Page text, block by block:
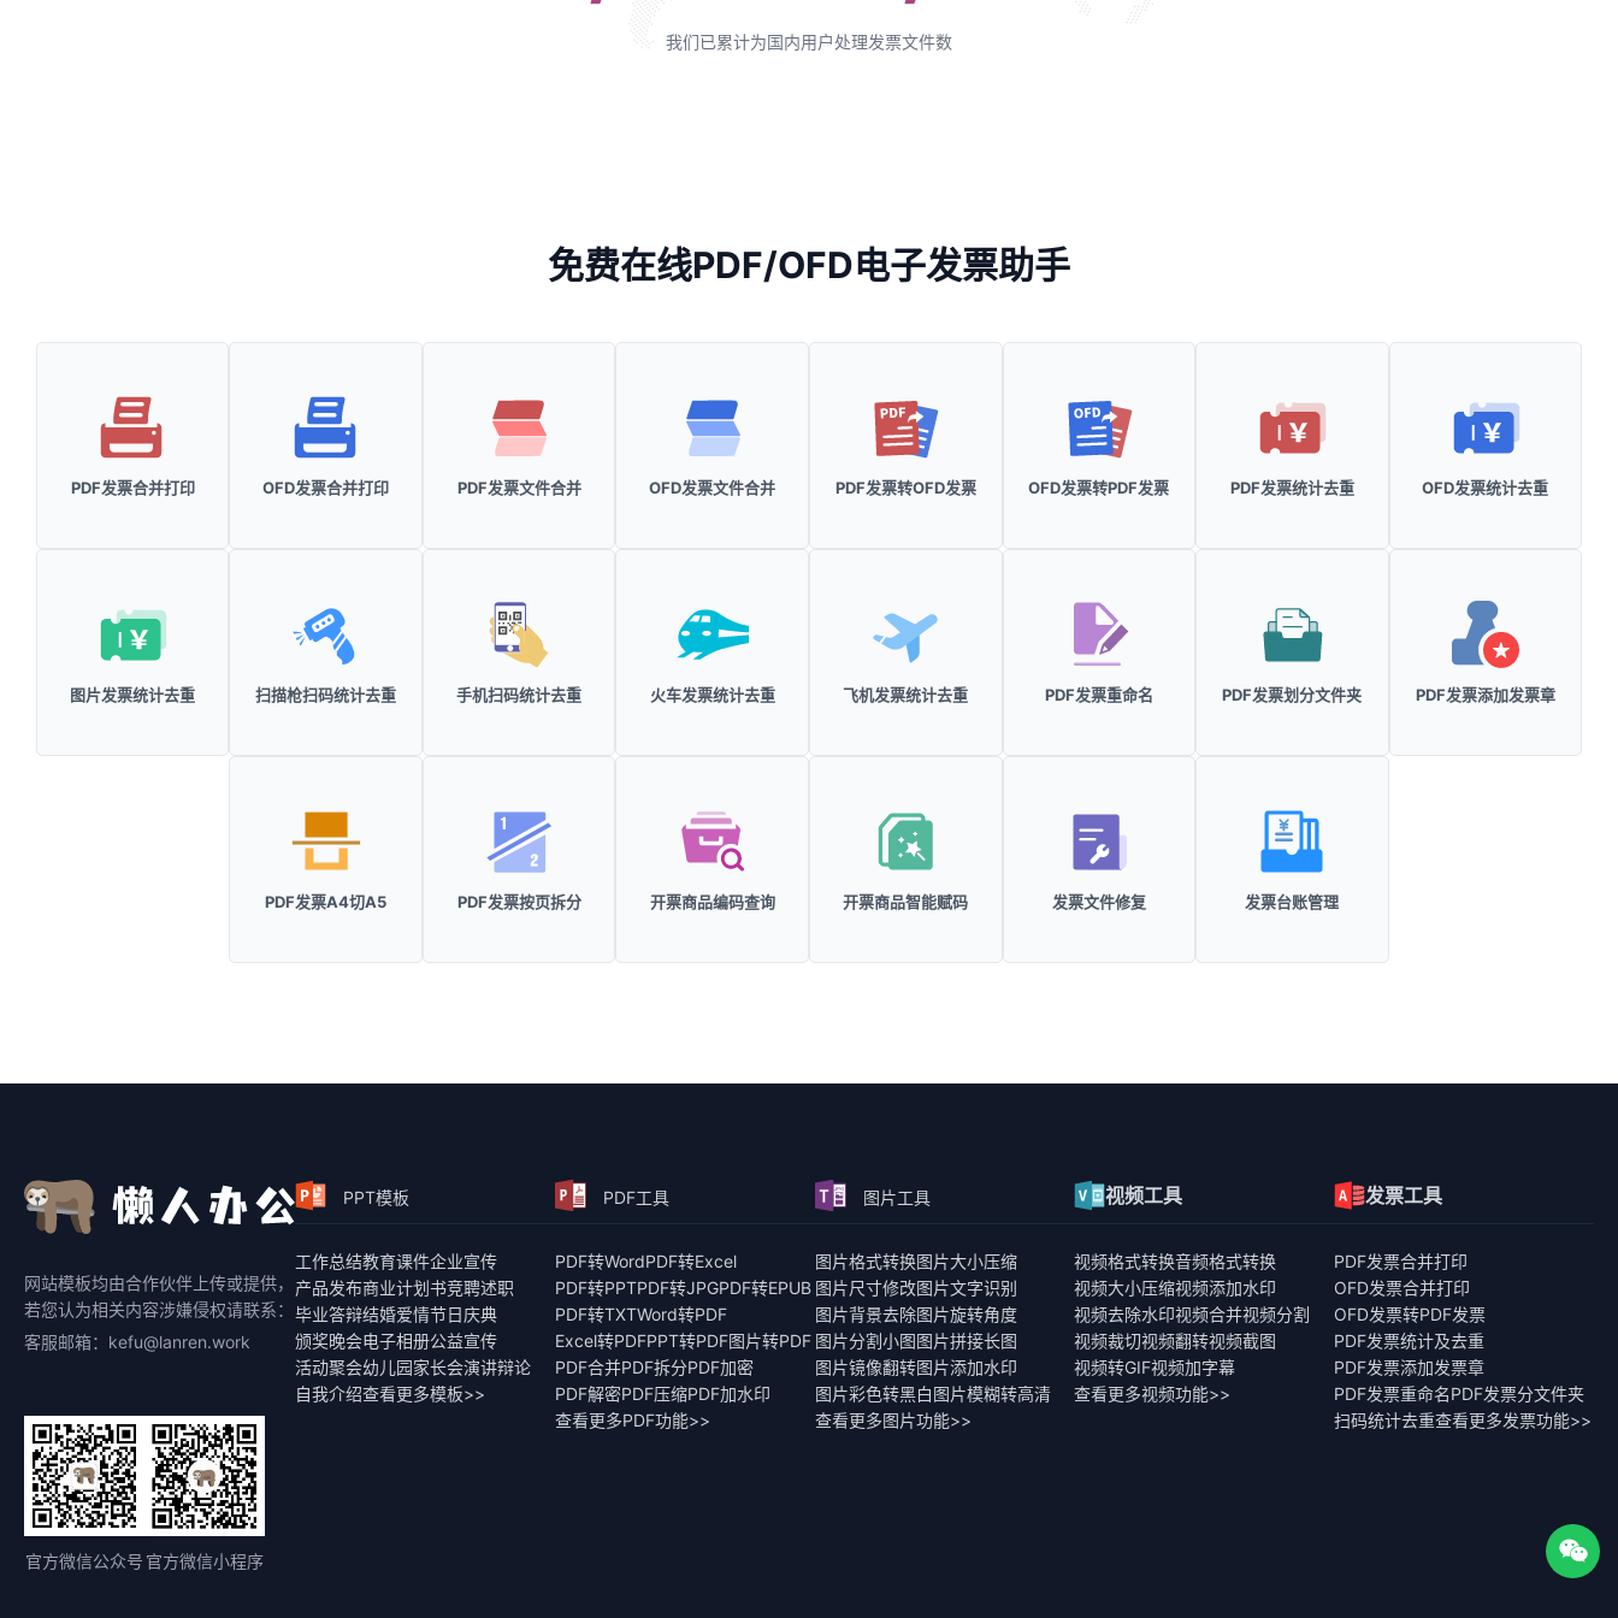
我们已累计为国内用户处理发票文件数
免费在线PDF/OFD电子发票助手
PDF发票合并打印 OFD发票合并打印 PDF发票文件合并 OFD发票文件合并 PDF发票转OFD发票 OFD发票转PDF发票 PDF发票统计去重 OFD发票统计去重
图片发票统计去重 扫描枪扫码统计去重 手机扫码统计去重 火车发票统计去重 飞机发票统计去重 PDF发票重命名 PDF发票划分文件夹 PDF发票添加发票章
PDF发票A4切A5 PDF发票按页拆分 开票商品编码查询 开票商品智能赋码 发票文件修复 发票台账管理
网站模板均由合作伙伴上传或提供，
若您认为相关内容涉嫌侵权请联系：
客服邮箱：kefu@lanren.work
官方微信公众号 官方微信小程序
PPT模板
工作总结教育课件企业宣传
产品发布商业计划书竞聘述职
毕业答辩结婚爱情节日庆典
颁奖晚会电子相册公益宣传
活动聚会幼儿园家长会演讲辩论
自我介绍查看更多模板>>
PDF工具
PDF转WordPDF转Excel
PDF转PPTPDF转JPGPDF转EPUB
PDF转TXTWord转PDF
Excel转PDFPPT转PDF图片转PDF
PDF合并PDF拆分PDF加密
PDF解密PDF压缩PDF加水印
查看更多PDF功能>>
图片工具
图片格式转换图片大小压缩
图片尺寸修改图片文字识别
图片背景去除图片旋转角度
图片分割小图图片拼接长图
图片镜像翻转图片添加水印
图片彩色转黑白图片模糊转高清
查看更多图片功能>>
视频工具
视频格式转换音频格式转换
视频大小压缩视频添加水印
视频去除水印视频合并视频分割
视频裁切视频翻转视频截图
视频转GIF视频加字幕
查看更多视频功能>>
发票工具
PDF发票合并打印
OFD发票合并打印
OFD发票转PDF发票
PDF发票统计及去重
PDF发票添加发票章
PDF发票重命名PDF发票分文件夹
扫码统计去重查看更多发票功能>>